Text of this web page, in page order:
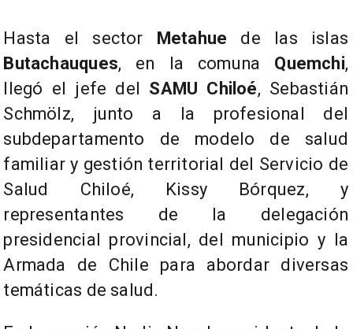
Hasta el sector Metahue de las islas
Butachauques, en la comuna Quemchi,
llegó el jefe del SAMU Chiloé, Sebastián
Schmölz, junto a la profesional del
subdepartamento de modelo de salud
familiar y gestión territorial del Servicio de
Salud Chiloé, Kissy Bórquez, y
representantes de la delegación
presidencial provincial, del municipio y la
Armada de Chile para abordar diversas
temáticas de salud.